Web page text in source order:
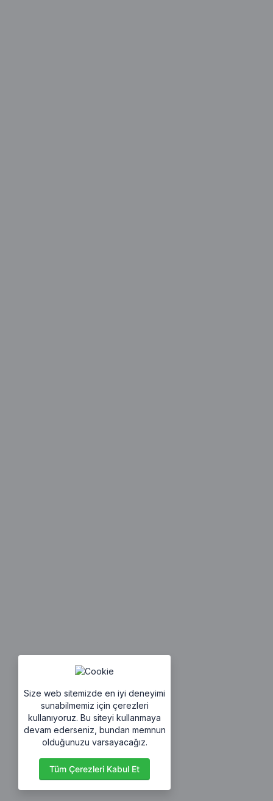
Size web sitemizde en iyi deneyimi
sunabilmemiz için çerezleri
kullanıyoruz. Bu siteyi kullanmaya
devam ederseniz, bundan memnun
olduğunuzu varsayacağız.
Tüm Çerezleri Kabul Et